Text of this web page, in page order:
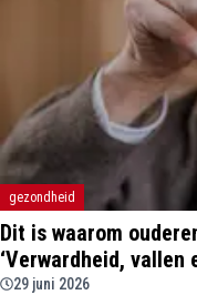
gezondheid
Dit is waarom
‘Verwardheid,
29 juni 2026